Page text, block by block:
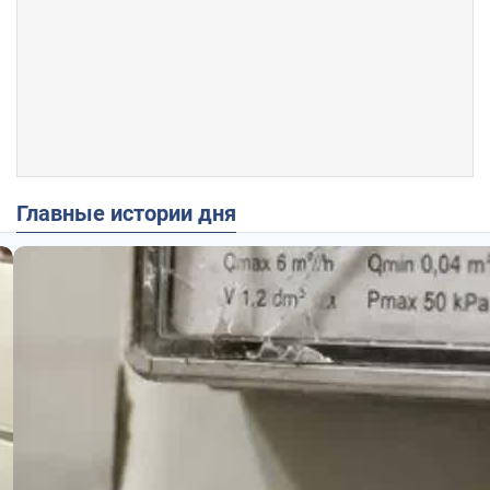
Главные истории дня